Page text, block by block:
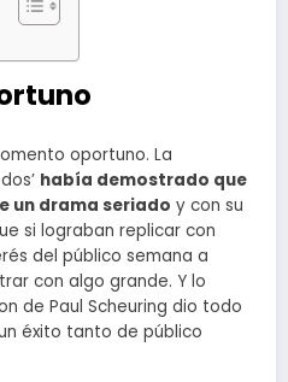
oportuno. La
había demostrado que
un drama seriado y con su
si lograban replicar con
del público semana a
con algo grande. Y lo
de Paul Scheuring dio todo
éxito tanto de público